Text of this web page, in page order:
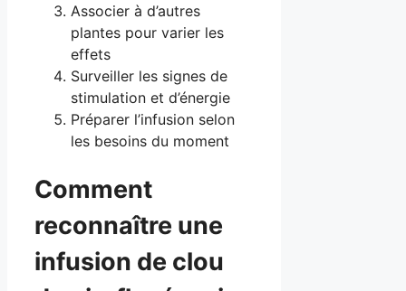
Associer à d’autres
plantes pour varier les
effets
Surveiller les signes de
stimulation et d’énergie
Préparer l’infusion selon
les besoins du moment
Comment
reconnaître une
infusion de clou